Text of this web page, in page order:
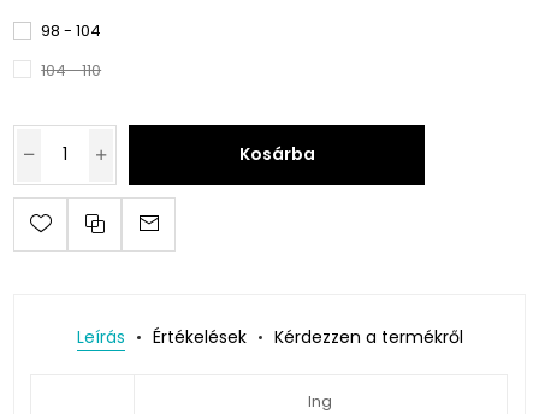
98 - 104
104 - 110
Kosárba
Leírás Értékelések Kérdezzen a termékről
Ing